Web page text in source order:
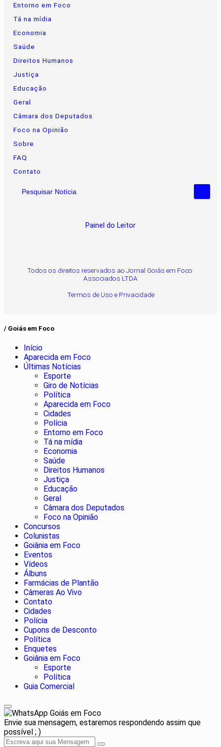
Entorno em Foco
Tá na mídia
Economia
Saúde
Direitos Humanos
Justiça
Educação
Geral
Câmara dos Deputados
Foco na Opinião
Sobre
FAQ
Contato
Pesquisar Notícia
Painel do Leitor
Todos os direitos reservados ao Jornal Goiás em Foco
Associados LTDA
Termos de Uso e Privacidade
/ Goiás em Foco
Início
Aparecida em Foco
Últimas Notícias
Esporte
Giro de Notícias
Política
Aparecida em Foco
Cidades
Polícia
Entorno em Foco
Tá na mídia
Economia
Saúde
Direitos Humanos
Justiça
Educação
Geral
Câmara dos Deputados
Foco na Opinião
Concursos
Colunistas
Goiânia em Foco
Eventos
Vídeos
Álbuns
Farmácias de Plantão
Câmeras Ao Vivo
Contato
Cidades
Polícia
Cupons de Desconto
Política
Enquetes
Goiânia em Foco
Esporte
Política
Guia Comercial
Goiás em Foco
Envie sua mensagem, estaremos respondendo assim que
possível ; )